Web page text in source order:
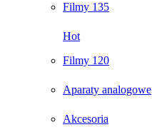
Filmy 135
Hot
Filmy 120
Aparaty analogowe
Akcesoria